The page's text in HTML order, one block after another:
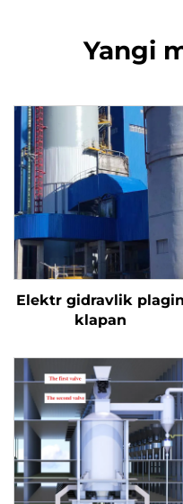
Yangi
Elektr gidravlik plagin
klapan